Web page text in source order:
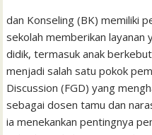
dan Konseling (BK) memiliki
sekolah memberikan
didik, termasuk anak
menjadi salah satu pokok
Discussion (FGD) yang
sebagai dosen tamu dan
ia menekankan pentingnya